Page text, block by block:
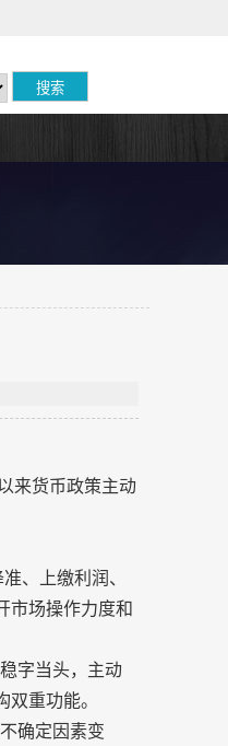
来货币政策主动
、上缴利润、
市场操作力度和
字当头，主动
重功能。
确定因素变